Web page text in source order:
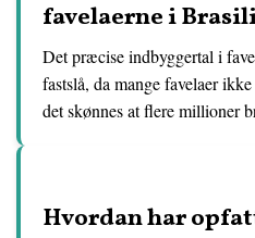
favelaerne i
Det præcise indbyggertal i
fastslå, da mange favelaer
det skønnes at flere millioner
Hvordan har